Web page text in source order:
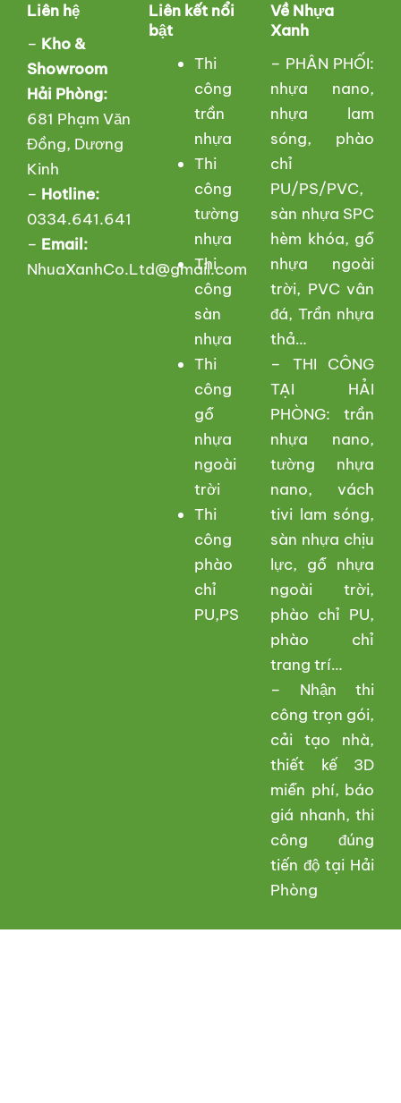
Liên hệ
– Kho &
Showroom
Hải Phòng:
681 Phạm Văn
Đồng, Dương
Kinh
– Hotline:
0334.641.641
– Email:
NhuaXanhCo.Ltd@gmail.com
Liên kết nổi
bật
Thi
công
trần
nhựa
Thi
công
tường
nhựa
Thi
công
sàn
nhựa
Thi
công
gỗ
nhựa
ngoài
trời
Thi
công
phào
chỉ
PU,PS
Về Nhựa
Xanh
– PHÂN PHỐI:
nhựa nano,
nhựa lam
sóng, phào
chỉ
PU/PS/PVC,
sàn nhựa SPC
hèm khóa, gỗ
nhựa ngoài
trời, PVC vân
đá, Trần nhựa
thả…
– THI CÔNG
TẠI HẢI
PHÒNG: trần
nhựa nano,
tường nhựa
nano, vách
tivi lam sóng,
sàn nhựa chịu
lực, gỗ nhựa
ngoài trời,
phào chỉ PU,
phào chỉ
trang trí…
– Nhận thi
công trọn gói,
cải tạo nhà,
thiết kế 3D
miễn phí, báo
giá nhanh, thi
công đúng
tiến độ tại Hải
Phòng